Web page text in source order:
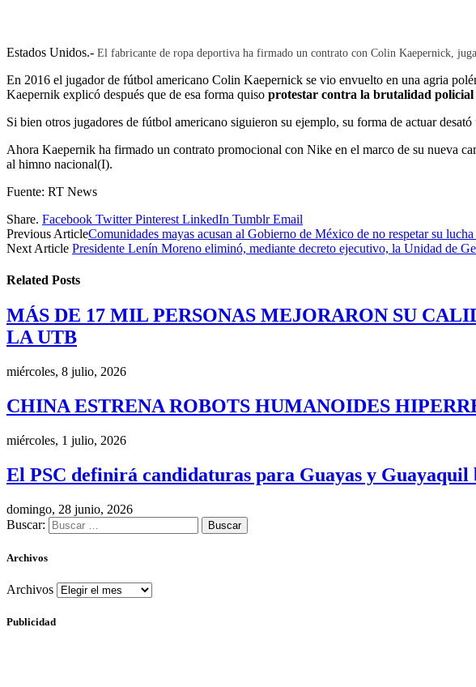
Estados Unidos.- El fabricante de ropa deportiva ha firmado un contrato con Colin Kaepernick,
En 2016 el jugador de fútbol americano Colin Kaepernick se vio envuelto en una agria
Kaepernik explicó después que de esa forma quiso protestar contra la brutalidad policial
Si bien otros jugadores de fútbol americano siguieron su ejemplo, su forma de actuar
Ahora Kaepernik ha firmado un contrato promocional con Nike en el marco de su nueva
al himno nacional(I).
Fuente: RT News
Share. Facebook Twitter Pinterest LinkedIn Tumblr Email
Previous ArticleComunidades mayas acusan al Gobierno de México de no respetar su
Next Article Presidente Lenín Moreno eliminó, mediante decreto ejecutivo, la Unidad de
Related Posts
MÁS DE 17 MIL PERSONAS MEJORARON SU
LA UTB
miércoles, 8 julio, 2026
CHINA ESTRENA ROBOTS HUMANOIDES
miércoles, 1 julio, 2026
El PSC definirá candidaturas para Guayas y Guayaquil
domingo, 28 junio, 2026
Buscar:
Archivos
Archivos
Publicidad